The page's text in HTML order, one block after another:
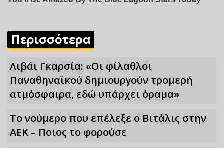
Περισσότερα
Λιβάι Γκαρσία: «Οι φίλαθλοι
Παναθηναϊκού δημιουργούν τρομερή
ατμόσφαιρα, εδώ υπάρχει όραμα»
Το νούμερο που επέλεξε ο Βιτάλις στην
ΑΕΚ – Ποιος το φορούσε